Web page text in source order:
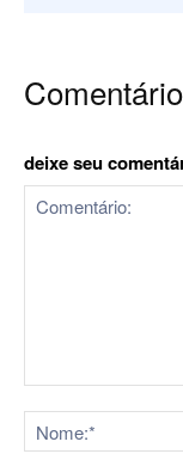
deixe seu